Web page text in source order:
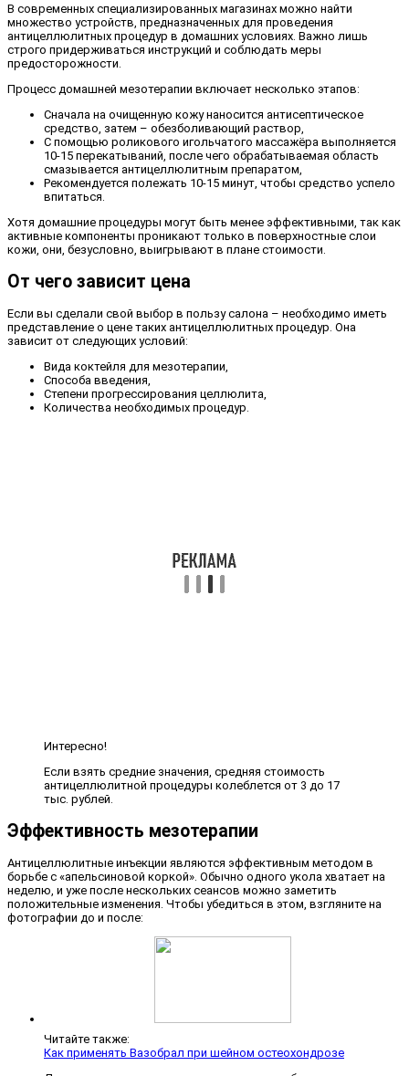
В современных специализированных магазинах можно найти
множество устройств, предназначенных для проведения
антицеллюлитных процедур в домашних условиях. Важно лишь
строго придерживаться инструкций и соблюдать меры
предосторожности.
Процесс домашней мезотерапии включает несколько этапов:
Сначала на очищенную кожу наносится антисептическое
средство, затем – обезболивающий раствор,
С помощью роликового игольчатого массажёра выполняется
10-15 перекатываний, после чего обрабатываемая область
смазывается антицеллюлитным препаратом,
Рекомендуется полежать 10-15 минут, чтобы средство успело
впитаться.
Хотя домашние процедуры могут быть менее эффективными, так как
активные компоненты проникают только в поверхностные слои
кожи, они, безусловно, выигрывают в плане стоимости.
От чего зависит цена
Если вы сделали свой выбор в пользу салона – необходимо иметь
представление о цене таких антицеллюлитных процедур. Она
зависит от следующих условий:
Вида коктейля для мезотерапии,
Способа введения,
Степени прогрессирования целлюлита,
Количества необходимых процедур.
Интересно!
Если взять средние значения, средняя стоимость
антицеллюлитной процедуры колеблется от 3 до 17
тыс. рублей.
Эффективность мезотерапии
Антицеллюлитные инъекции являются эффективным методом в
борьбе с «апельсиновой коркой». Обычно одного укола хватает на
неделю, и уже после нескольких сеансов можно заметить
положительные изменения. Чтобы убедиться в этом, взгляните на
фотографии до и после:
Читайте также:
Как применять Вазобрал при шейном остеохондрозе